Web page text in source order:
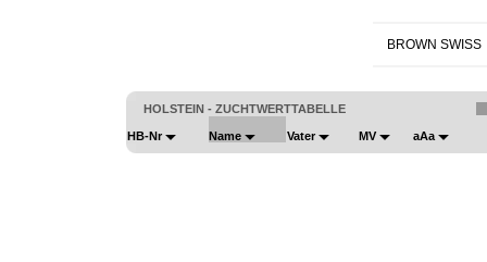
BROWN SWISS
HOLSTEIN - ZUCHTWERTTABELLE
HB-Nr Name Vater MV aAa